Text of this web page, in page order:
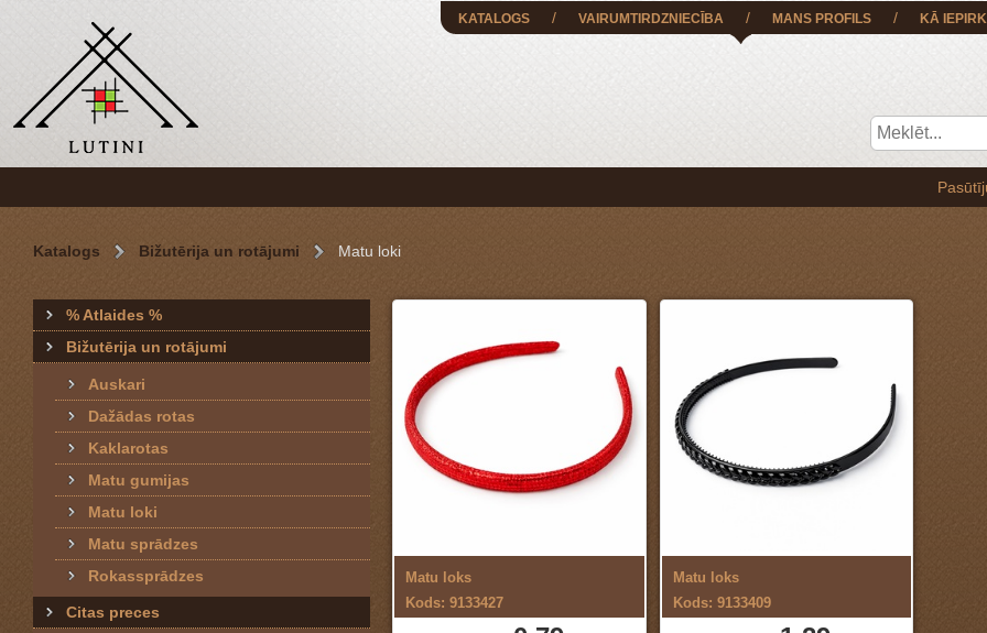
KATALOGS / VAIRUMTIRDZNIECĪBA / MANS PROFILS / KĀ
Pasūtījumu
Katalogs Bižutērija un rotājumi Matu loki
% Atlaides %
Bižutērija un rotājumi
Auskari
Dažādas rotas
Kaklarotas
Matu gumijas
Matu loki
Matu sprādzes
Rokassprādzes
Citas preces
Matu loks
Kods: 9133427
Matu loks
Kods: 9133409